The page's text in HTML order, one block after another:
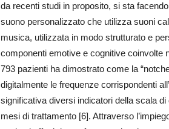
da recenti studi in proposito, si sta
suono personalizzato che utilizza suoni
musica, utilizzata in modo strutturato e
componenti emotive e cognitive coinvolte
793 pazienti ha dimostrato come la
digitalmente le frequenze corrispondenti
significativa diversi indicatori della scala
mesi di trattamento [6]. Attraverso